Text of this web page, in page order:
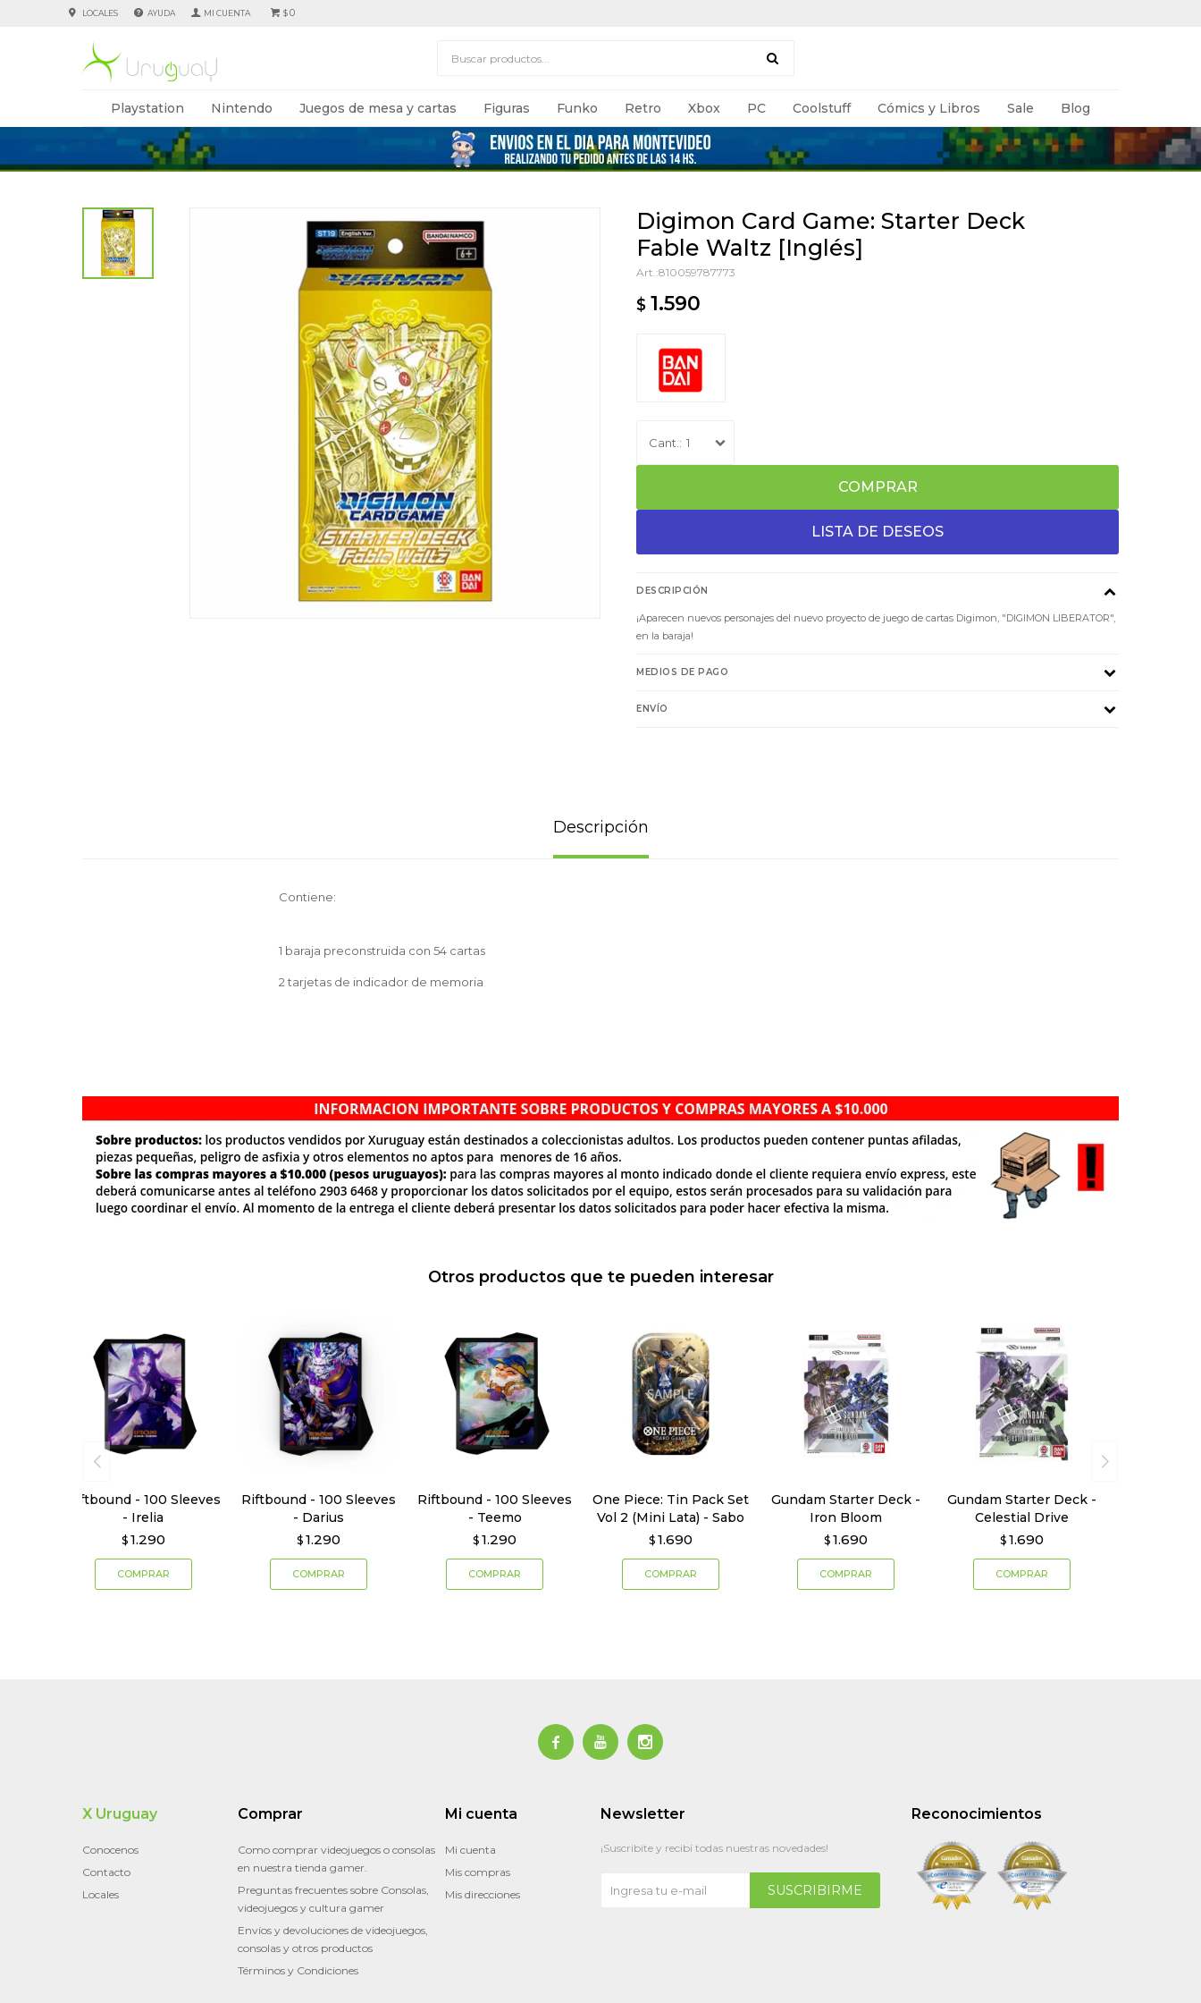
Playstation Nintendo Juegos de mesa y cartas Figuras Funko Retro Xbox PC Coolstuff Cómics y Libros Sale Blog
$0
LOCALES AYUDA
Digimon Card Game: Starter Deck
Fable Waltz [Inglés]
810059787773
$ 1.590
1
COMPRAR
DESCRIPCIÓN
¡Aparecen nuevos personajes del nuevo proyecto de juego de cartas Digimon, "DIGIMON LIBERATOR",
en la baraja!
MEDIOS DE PAGO
ENVÍO
Descripción
Contiene:
1 baraja preconstruida con 54 cartas
2 tarjetas de indicador de memoria
Otros productos que te pueden interesar
Riftbound - 100 Sleeves
- Irelia
$ 1.290
Riftbound - 100 Sleeves
- Darius
$ 1.290
Riftbound - 100 Sleeves
- Teemo
$ 1.290
One Piece: Tin Pack Set
Vol 2 (Mini Lata) - Sabo
$ 1.690
Gundam Starter Deck -
Iron Bloom
$ 1.690
Gundam Starter Deck -
Celestial Drive
$ 1.690
  
Reconocimientos
X Uruguay
Conocenos
Contacto
Locales
Comprar
Como comprar videojuegos o consolas
en nuestra tienda gamer.
Preguntas frecuentes sobre Consolas,
videojuegos y cultura gamer
Envíos y devoluciones de videojuegos,
consolas y otros productos
Términos y Condiciones
Mi cuenta
Mi cuenta
Mis compras
Mis direcciones
Newsletter
¡Suscribite y recibí todas nuestras novedades!
SUSCRIBIRME